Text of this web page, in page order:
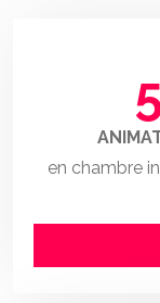
en chambre